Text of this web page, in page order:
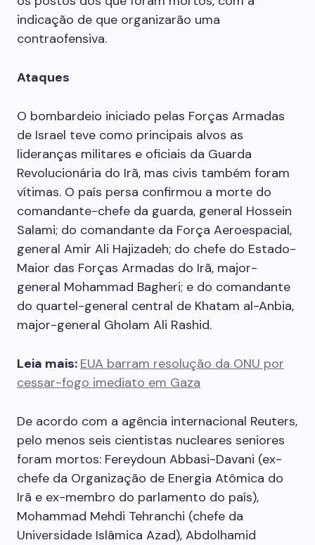
indicação de que organizarão uma
contraofensiva.
Ataques
O bombardeio iniciado pelas Forças Armadas
de Israel teve como principais alvos as
lideranças militares e oficiais da Guarda
Revolucionária do Irã, mas civis também foram
vítimas. O país persa confirmou a morte do
comandante-chefe da guarda, general Hossein
Salami; do comandante da Força Aeroespacial,
general Amir Ali Hajizadeh; do chefe do Estado-
Maior das Forças Armadas do Irã, major-
general Mohammad Bagheri; e do comandante
do quartel-general central de Khatam al-Anbia,
major-general Gholam Ali Rashid.
Leia mais: EUA barram resolução da ONU por
cessar-fogo imediato em Gaza
De acordo com a agência internacional Reuters,
pelo menos seis cientistas nucleares seniores
foram mortos: Fereydoun Abbasi-Davani (ex-
chefe da Organização de Energia Atômica do
Irã e ex-membro do parlamento do país),
Mohammad Mehdi Tehranchi (chefe da
Universidade Islâmica Azad), Abdolhamid